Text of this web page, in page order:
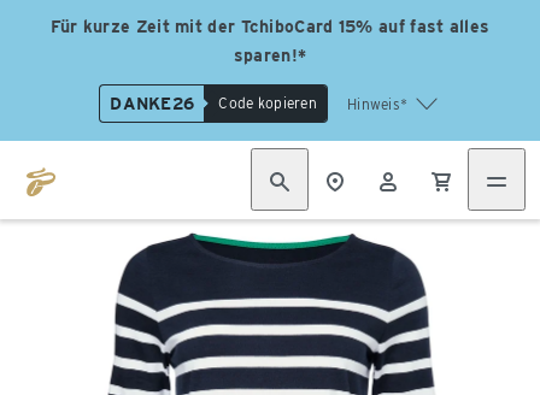
Für kurze Zeit mit der TchiboCard 15% auf fast alles
sparen!*
DANKE26 Code kopieren Hinweis*